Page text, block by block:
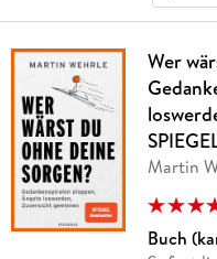
Wer
Martin
Buch